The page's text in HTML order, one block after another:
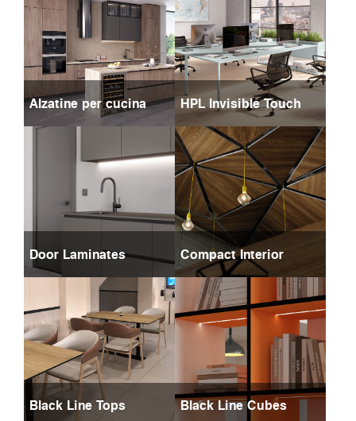
Alzatine per cucina HPL Invisible Touch
Door Laminates Compact Interior
Black Line Tops Black Line Cubes